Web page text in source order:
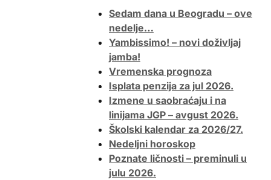
Sedam dana u Beogradu – ove
nedelje…
Yambissimo! – novi doživljaj
jamba!
Vremenska prognoza
Isplata penzija za jul 2026.
Izmene u saobraćaju i na
linijama JGP – avgust 2026.
Školski kalendar za 2026/27.
Nedeljni horoskop
Poznate ličnosti – preminuli u
julu 2026.